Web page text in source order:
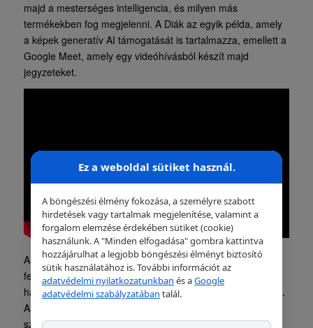
majd a mesterséges intelligencia, és milyen más
termékekben fog megjelenni. A Diák az egyik példa, amely
a képek generatív AI támogatását is tartalmazza, emellett a
Google Meet, amely egy videóhívásból készít majd
jegyzeteket.
A Google reméli, hogy az új funkció javítani fogja a
felhasználói élményt, segít a felhasználóknak a
hatékonyabb és gyorsabb dokumentum- és e-mail írásban.
A szolgáltatás jelenleg korlátozott számú felhasználó
számára érhető el, de a jövőben további felhasználók
Ez a weboldal sütiket használ.
A böngészési élmény fokozása, a személyre szabott
hirdetések vagy tartalmak megjelenítése, valamint a
forgalom elemzése érdekében sütiket (cookie)
használunk. A "Minden elfogadása" gombra kattintva
hozzájárulhat a legjobb böngészési élményt biztosító
sütik használatához is. További információt az
adatvédelmi nyilatkozatunkban és aGoogle
adatvédelmi szabályzatában talál.